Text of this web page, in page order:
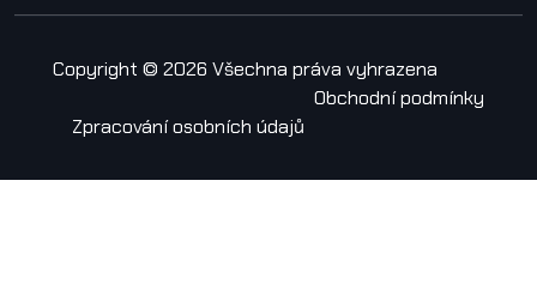
Copyright © 2026 Všechna práva vyhrazena
Obchodní podmínky
Zpracování osobních údajů